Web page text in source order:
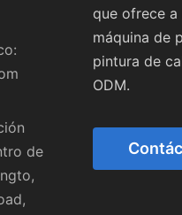
de
que ofrece a
máquina de
pintura de
ODM.